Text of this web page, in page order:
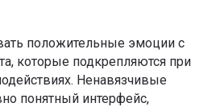
положительные эмоции с
которые подкрепляются при
Ненавязчивые
понятный интерфейс,